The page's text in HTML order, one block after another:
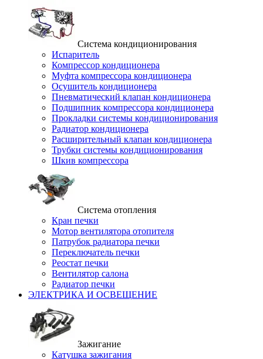
Система кондиционирования
Испаритель
Компрессор кондиционера
Муфта компрессора кондиционера
Осушитель кондиционера
Пневматический клапан кондиционера
Подшипник компрессора кондиционера
Прокладки системы кондиционирования
Радиатор кондиционера
Расширительный клапан кондиционера
Трубки системы кондиционирования
Шкив компрессора
Система отопления
Кран печки
Мотор вентилятора отопителя
Патрубок радиатора печки
Переключатель печки
Реостат печки
Вентилятор салона
Радиатор печки
ЭЛЕКТРИКА И ОСВЕЩЕНИЕ
Зажигание
Катушка зажигания